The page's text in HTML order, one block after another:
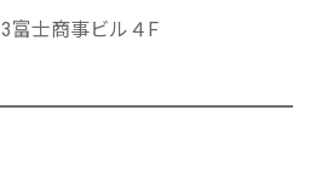
富士商事ビル４F